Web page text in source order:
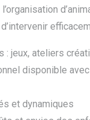
: jeux, ateliers
disponible
et dynamiques